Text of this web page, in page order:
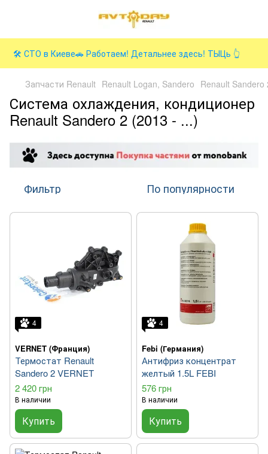
🛠️ СТО в Киеве🚗 Работаем! Детальнее здесь! ТЫЦь 👆
Запчасти Renault Renault Logan, Sandero Renault
Система охлаждения, кондиционер
Renault Sandero 2 (2013 - ...)
Фильтр По популярности
4
VERNET (Франция)
Термостат Renault
Sandero 2 VERNET
2 420 грн
В наличии
Купить
4
Febi (Германия)
Антифриз концентрат
желтый 1.5L FEBI
576 грн
В наличии
Купить